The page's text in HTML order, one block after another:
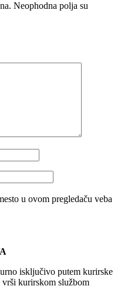
Neophodna polja su
u ovom pregledaču veba
isključivo putem kurirske
vrši kurirskom službom